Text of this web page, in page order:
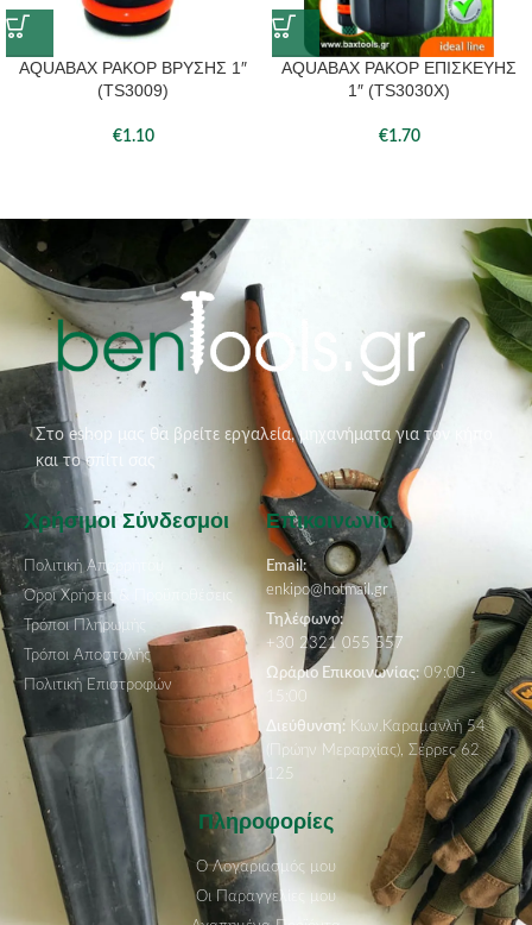
AQUABAX ΡΑΚΟΡ ΒΡΥΣΗΣ 1″
(TS3009)
€1.10
AQUABAX ΡΑΚΟΡ ΕΠΙΣΚΕΥΗΣ
1″ (TS3030X)
€1.70
Στο eshop μας θα βρείτε εργαλεία, μηχανήματα για τον κήπο
και το σπίτι σας
Χρήσιμοι Σύνδεσμοι
Πολιτική Απορρήτου
Όροι Χρήσεις & Προϋποθέσεις
Τρόποι Πληρωμής
Τρόποι Αποστολής
Πολιτική Επιστροφών
Επικοινωνία
Email:
enkipo@hotmail.gr
Τηλέφωνο:
+30 2321 055 557
Ωράριο Επικοινωνίας: 09:00 -
15:00
Διεύθυνση: Κων.Καραμανλή 54
(Πρώην Μεραρχίας), Σέρρες 62
125
Πληροφορίες
Ο Λογαριασμός μου
Οι Παραγγελίες μου